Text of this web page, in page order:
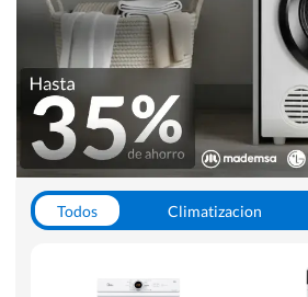
Todos Climatizacion